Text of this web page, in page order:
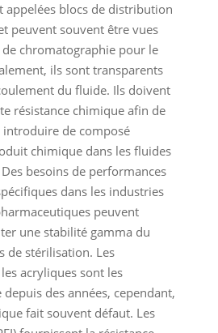
appelées blocs de distribution
peuvent souvent être vues
de chromatographie pour le
ils sont transparents
du fluide. Ils doivent
résistance chimique afin de
de composé
chimique dans les fluides
besoins de performances
dans les industries
peuvent
une stabilité gamma du
de stérilisation. Les
acryliques sont les
des années, cependant,
fait souvent défaut. Les